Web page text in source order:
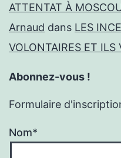
ATTENTAT À
Arnaud dans LES
VOLONTAIRES ET ILS
Abonnez-vous !
Formulaire
Nom*